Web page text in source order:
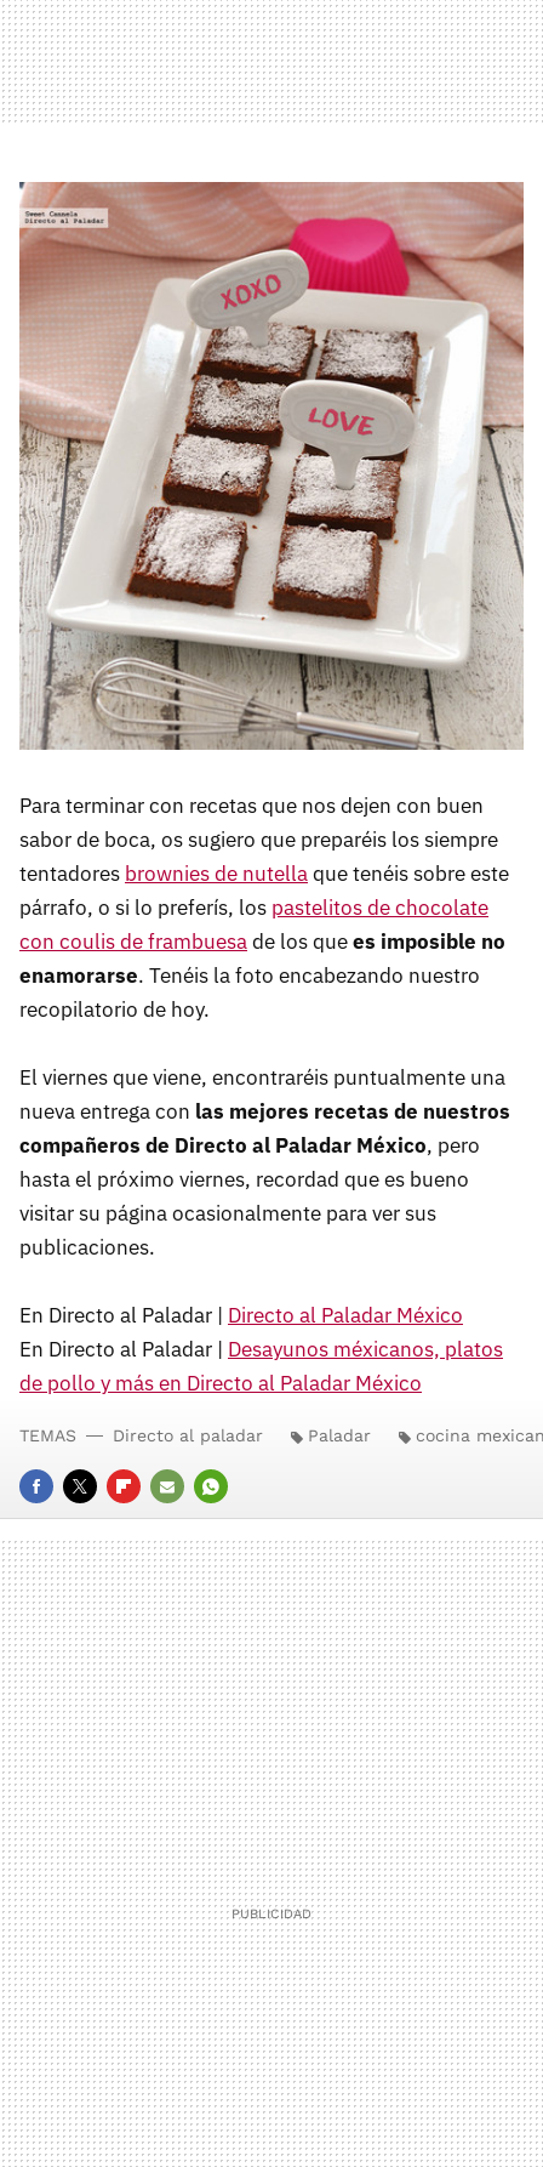
Para terminar con recetas que nos dejen con buen
sabor de boca, os sugiero que preparéis los siempre
tentadores brownies de nutellaque tenéis sobre este
párrafo, o si lo preferís, los pastelitos de chocolate
con coulis de frambuesade los quees imposible no
enamorarse. Tenéis la foto encabezando nuestro
recopilatorio de hoy.
El viernes que viene, encontraréis puntualmente una
nueva entrega con las mejores recetas de nuestros
compañeros de Directo al Paladar México, pero
hasta el próximo viernes, recordad que es bueno
visitar su página ocasionalmente para ver sus
publicaciones.
En Directo al Paladar | Directo al Paladar México
En Directo al Paladar | Desayunos méxicanos, platos
de pollo y más en Directo al Paladar México
FACEBOOK
TWITTERFLIPBOARD
E-
MAIL
WHATSAPP
TEMAS Directo al paladar Paladar cocina